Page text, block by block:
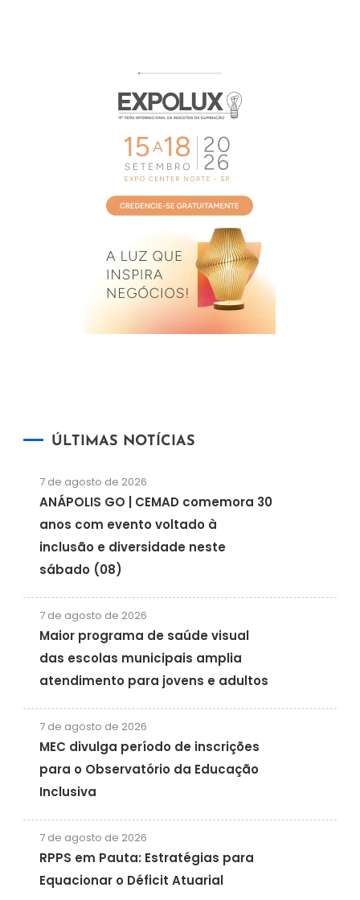
ÚLTIMAS NOTÍCIAS
7 de agosto de 2026
ANÁPOLIS GO | CEMAD comemora 30
anos com evento voltado à
inclusão e diversidade neste
sábado (08)
7 de agosto de 2026
Maior programa de saúde visual
das escolas municipais amplia
atendimento para jovens e adultos
7 de agosto de 2026
MEC divulga período de inscrições
para o Observatório da Educação
Inclusiva
7 de agosto de 2026
RPPS em Pauta: Estratégias para
Equacionar o Déficit Atuarial